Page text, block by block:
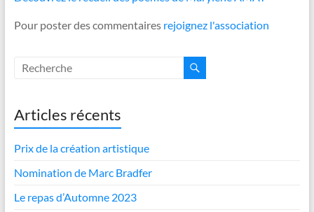
Pour poster des commentaires rejoignez l'association
Articles récents
Prix de la création artistique
Nomination de Marc Bradfer
Le repas d’Automne 2023